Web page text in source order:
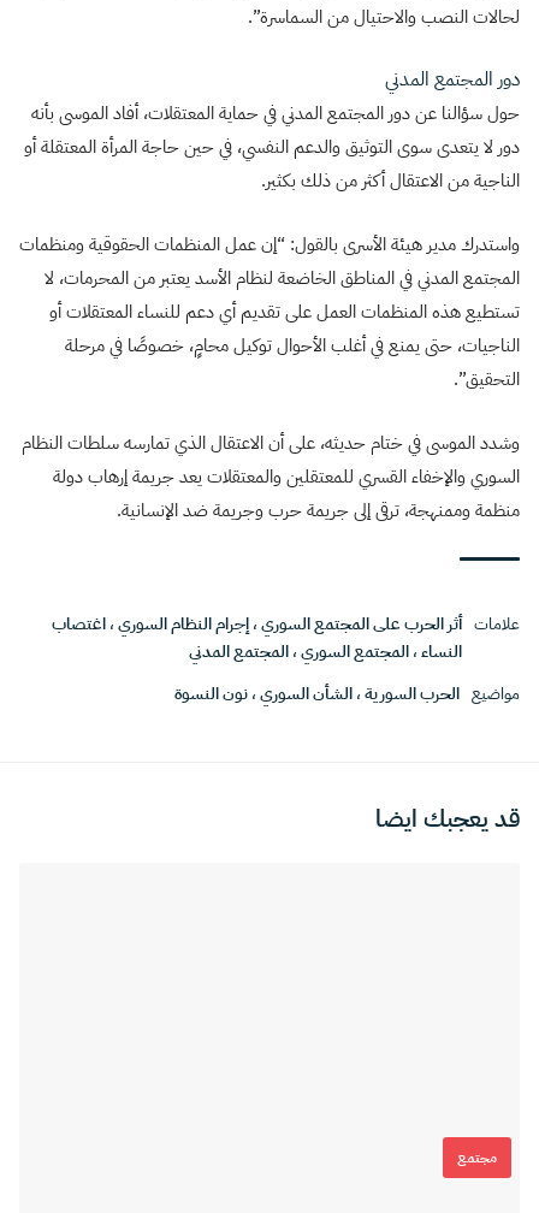
لحالات النصب والاحتيال من السماسرة”.
دور المجتمع المدني
حول سؤالنا عن دور المجتمع المدني في حماية المعتقلات، أفاد الموسى بأنه
دور لا يتعدى سوى التوثيق والدعم النفسي، في حين حاجة المرأة المعتقلة أو
الناجية من الاعتقال أكثر من ذلك بكثير.
واستدرك مدير هيئة الأسرى بالقول: “إن عمل المنظمات الحقوقية ومنظمات
المجتمع المدني في المناطق الخاضعة لنظام الأسد يعتبر من المحرمات، لا
تستطيع هذه المنظمات العمل على تقديم أي دعم للنساء المعتقلات أو
الناجيات، حتى يمنع في أغلب الأحوال توكيل محامٍ، خصوصًا في مرحلة
التحقيق”.
وشدد الموسى في ختام حديثه، على أن الاعتقال الذي تمارسه سلطات النظام
السوري والإخفاء القسري للمعتقلين والمعتقلات يعد جريمة إرهاب دولة
منظمة وممنهجة، ترقى إلى جريمة حرب وجريمة ضد الإنسانية.
علامات أثر الحرب على المجتمع السوري،إجرام النظام السوري،اغتصاب
النساء،المجتمع السوري،المجتمع المدني
مواضيع الحرب السورية،الشأن السوري،نون النسوة
قد يعجبك ايضا
مجتمع